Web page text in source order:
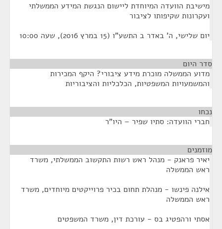
מישיבת הוועדה המיוחדת ליישום הנגשת המידע הממשלתי
ועקרונות שקיפותו לציבור
יום שלישי, ה' באדר ב התשע"ו (15 במרץ 2016), שעה 10:00
סדר היום
מדוע הממשלה מוכרת מידע ציבורי? היקף המכירות
והמשמעויות המשפטיות, הכלכליות והציבוריות
נכחו
חברי הוועדה: סתיו שפיר – היו"ר
מוזמנים
יאיר פראנק - מנהל ראש רשות התקשוב הממשלתי, משרד
ראש הממשלה
אילנה פינשו - מנהלת תחום בכיר פרוייקטים מיוחדים, משרד
ראש הממשלה
אסתי ורהפטיג בס - עורכת דין, משרד המשפטים